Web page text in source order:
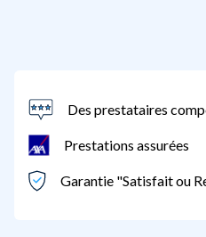
Des prestataires
Prestations assurées
Garantie "Satisfait ou